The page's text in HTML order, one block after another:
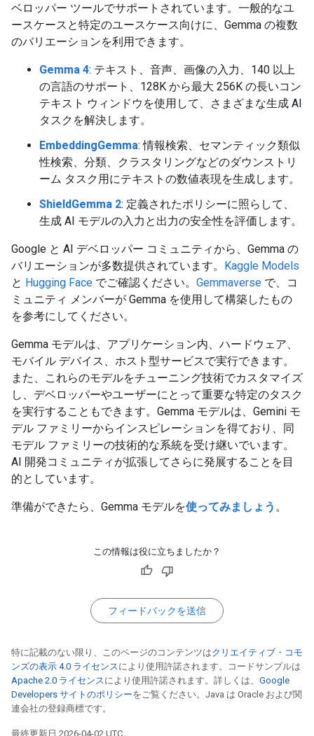
ベロッパー ツールでサポートされています。一般的なユ
ースケースと特定のユースケース向けに、Gemma の複数
のバリエーションを利用できます。
Gemma 4: テキスト、音声、画像の入力、140 以上
の言語のサポート、128K から最大 256K の長いコン
テキスト ウィンドウを使用して、さまざまな生成 AI
タスクを解決します。
EmbeddingGemma: 情報検索、セマンティック類似
性検索、分類、クラスタリングなどのダウンストリ
ーム タスク用にテキストの数値表現を生成します。
ShieldGemma 2: 定義されたポリシーに照らして、
生成 AI モデルの入力と出力の安全性を評価します。
Google と AI デベロッパー コミュニティから、Gemma の
バリエーションが多数提供されています。 Kaggle Models
と Hugging Face でご確認ください。 Gemmaverse で、コ
ミュニティ メンバーが Gemma を使用して構築したもの
を参考にしてください。
Gemma モデルは、アプリケーション内、ハードウェア、
モバイル デバイス、ホスト型サービスで実行できます。
また、これらのモデルをチューニング技術でカスタマイズ
し、デベロッパーやユーザーにとって重要な特定のタスク
を実行することもできます。Gemma モデルは、Gemini モ
デル ファミリーからインスピレーションを得ており、同
モデル ファミリーの技術的な系統を受け継いでいます。
AI 開発コミュニティが拡張してさらに発展することを目
的としています。
準備ができたら、Gemma モデルを使ってみましょう 。
この情報は役に立ちましたか？
フィードバックを送信
特に記載のない限り、このページのコンテンツはクリエイティブ・コモ
ンズの表示 4.0 ライセンス により使用許諾されます。コードサンプルは
Apache 2.0 ライセンス により使用許諾されます。詳しくは、 Google
Developers サイトのポリシーをご覧ください。Java は Oracle および関
連会社の登録商標です。
最終更新日 2026-04-02 UTC。